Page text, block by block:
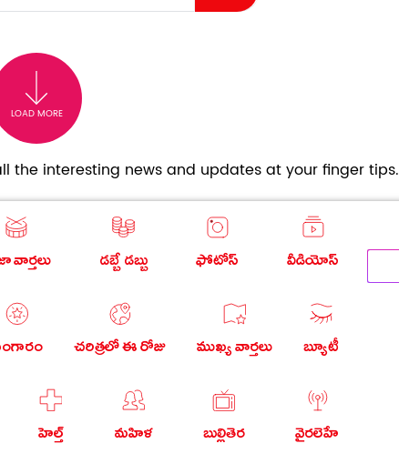
LOAD MORE
the interesting news and updates at your finger tips.
డబ్బే డబ్బు ఫోటోస్ వీడియోస్
చరిత్రలో ఈ రోజు ముఖ్య వార్తలు బ్యూటీ
హెల్త్ మహిళ బుల్లితెర వైరలెహే